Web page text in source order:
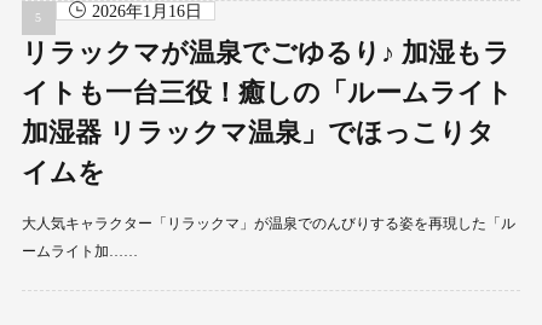
2026年1月16日
リラックマが温泉でごゆるり♪ 加湿もラ
イトも一台三役！癒しの「ルームライト
加湿器 リラックマ温泉」でほっこりタ
イムを
大人気キャラクター「リラックマ」が温泉でのんびりする姿を再現した「ル
ームライト加……